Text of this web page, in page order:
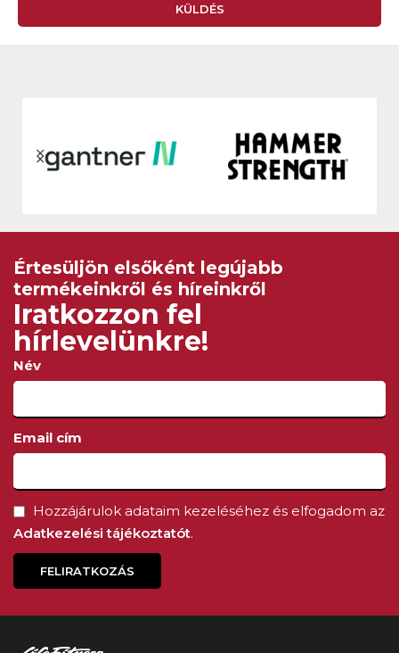
KÜLDÉS
Értesüljön elsőként legújabb
termékeinkről és híreinkről
Iratkozzon fel
hírlevelünkre!
Név
Email cím
Hozzájárulok adataim kezeléséhez és elfogadom az
Adatkezelési tájékoztatót.
FELIRATKOZÁS